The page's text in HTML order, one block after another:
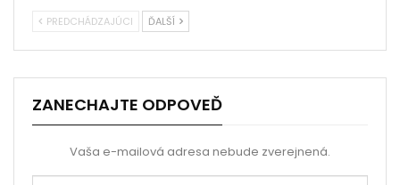
PREDCHÁDZAJÚCI ĎALŠÍ
ZANECHAJTE ODPOVEĎ
Vaša e-mailová adresa nebude zverejnená.